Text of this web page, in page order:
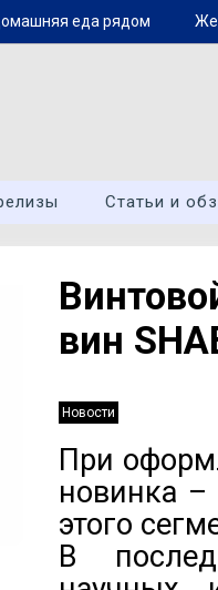
еда рядом
Статьи и
вин
Новости
При
новинка –
этого
В